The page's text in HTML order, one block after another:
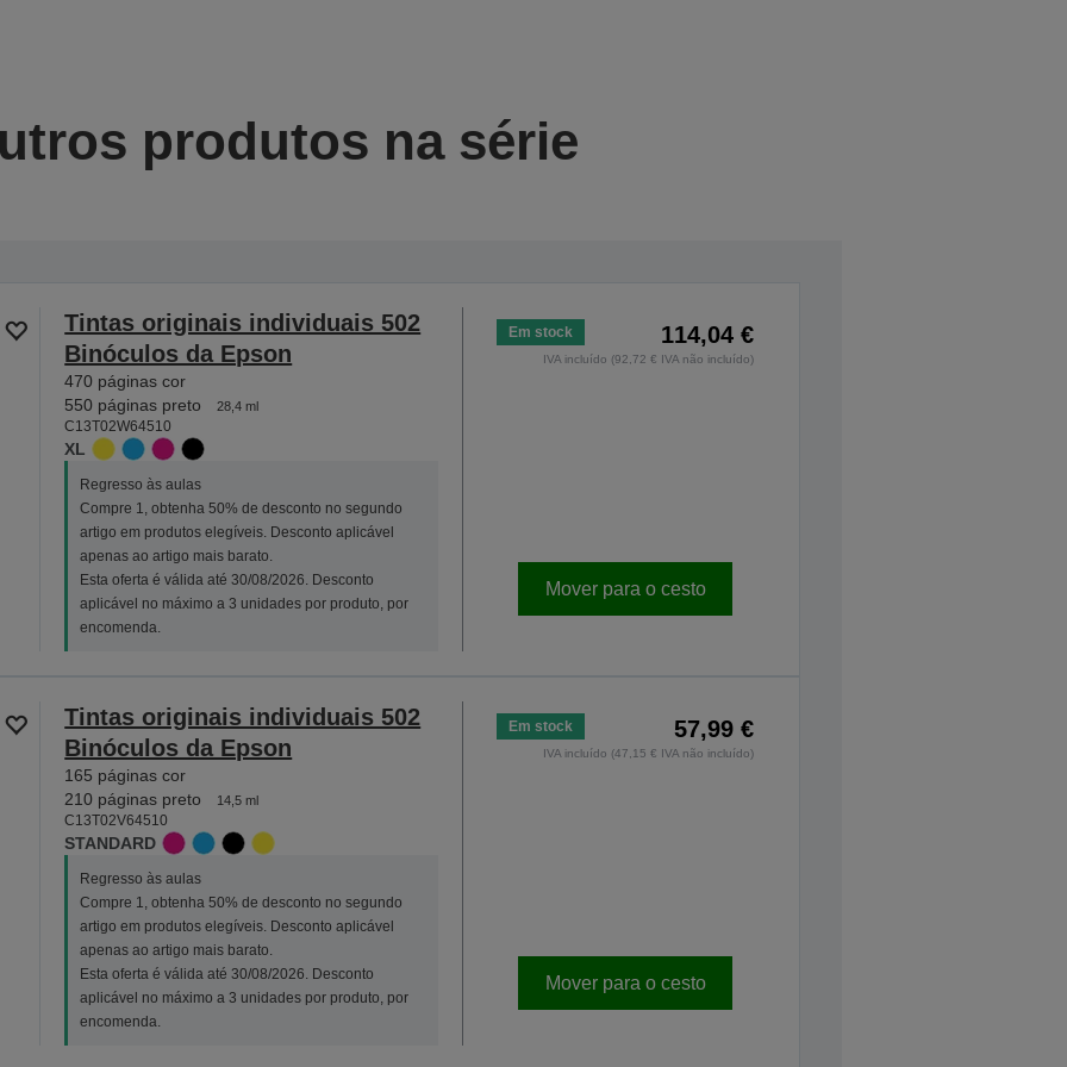
produtos na série
Tintas originais individuais 502
Binóculos da Epson
470 páginas cor
550 páginas preto
28,4 ml
C13T02W64510
XL
Regresso às aulas
Compre 1, obtenha 50% de desconto no segundo
artigo em produtos elegíveis. Desconto aplicável
apenas ao artigo mais barato.
Esta oferta é válida até 30/08/2026. Desconto
aplicável no máximo a 3 unidades por produto, por
encomenda.
Em stock 114,04 €
IVA incluído (92,72 € IVA não incluído)
Mover para o cesto
Tintas originais individuais 502
Binóculos da Epson
165 páginas cor
210 páginas preto
14,5 ml
C13T02V64510
STANDARD
Regresso às aulas
Compre 1, obtenha 50% de desconto no segundo
artigo em produtos elegíveis. Desconto aplicável
apenas ao artigo mais barato.
Esta oferta é válida até 30/08/2026. Desconto
aplicável no máximo a 3 unidades por produto, por
encomenda.
Em stock 57,99 €
IVA incluído (47,15 € IVA não incluído)
Mover para o cesto